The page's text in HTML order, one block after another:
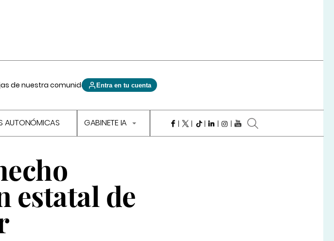
de nuestra comunidad Entra en tu cuenta
AUTONÓMICAS GABINETE IA
estatal de